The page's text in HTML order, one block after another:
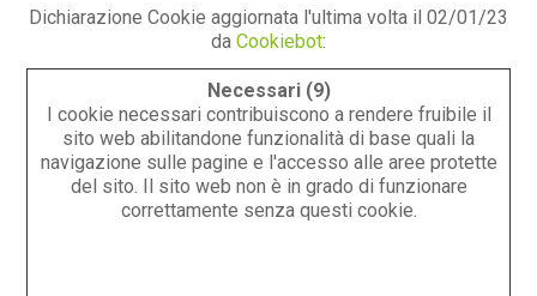
Dichiarazione Cookie aggiornata l'ultima volta il 02/01/23
da Cookiebot:
Necessari (9)
I cookie necessari contribuiscono a rendere fruibile il
sito web abilitandone funzionalità di base quali la
navigazione sulle pagine e l'accesso alle aree protette
del sito. Il sito web non è in grado di funzionare
correttamente senza questi cookie.